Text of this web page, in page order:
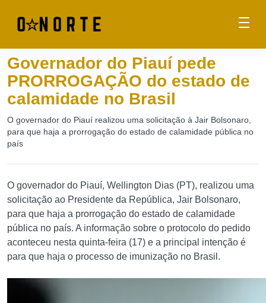
Governador do Piauí pede
PRORROGAÇÃO do estado de
calamidade no Brasil
O governador do Piauí realizou uma solicitação à Jair Bolsonaro,
para que haja a prorrogação do estado de calamidade pública no
país
O governador do Piauí, Wellington Dias (PT), realizou uma
solicitação ao Presidente da República, Jair Bolsonaro,
para que haja a prorrogação do estado de calamidade
pública no país. A informação sobre o protocolo do pedido
aconteceu nesta quinta-feira (17) e a principal intenção é
para que haja o processo de imunização no Brasil.